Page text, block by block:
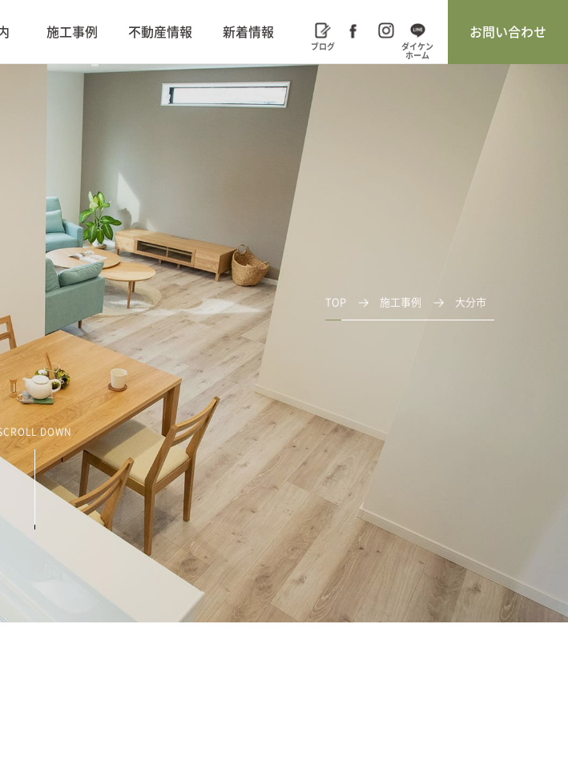
施工事例 不動産情報 新着情報 お問い合わせ
TOP 施工事例 大分市
DOWN